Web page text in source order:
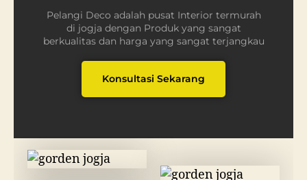
Pelangi Deco adalah pusat Interior termurah
di jogja dengan Produk yang sangat
berkualitas dan harga yang sangat terjangkau
Konsultasi Sekarang